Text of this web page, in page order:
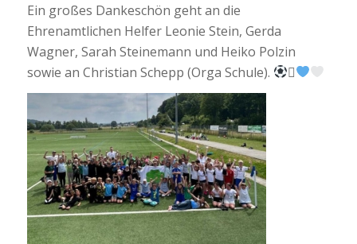
Ein großes Dankeschön geht an die
Ehrenamtlichen Helfer Leonie Stein, Gerda
Wagner, Sarah Steinemann und Heiko Polzin
sowie an Christian Schepp (Orga Schule).
